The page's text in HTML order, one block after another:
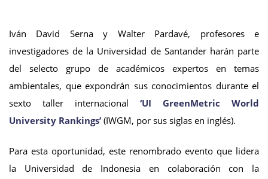
Iván David Serna y Walter Pardavé, profesores e
investigadores de la Universidad de Santander harán parte
del selecto grupo de académicos expertos en temas
ambientales, que expondrán sus conocimientos durante el
sexto taller internacional ‘UI GreenMetric World
University Rankings’ (IWGM, por sus siglas en inglés).
Para esta oportunidad, este renombrado evento que lidera
la Universidad de Indonesia en colaboración con la